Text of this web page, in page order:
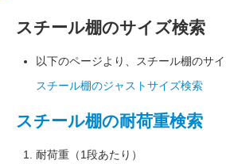
スチール棚のサイズ検索
以下のページより、スチール棚のサイ
スチール棚のジャストサイズ検索
スチール棚の耐荷重検索
耐荷重（1段あたり）